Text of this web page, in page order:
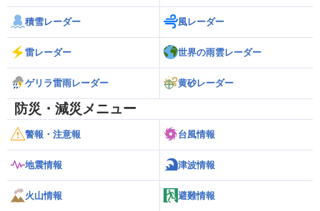
積雪レーダー 風レーダー
雷レーダー 世界の雨雲レーダー
ゲリラ雷雨レーダー 黄砂レーダー
防災・減災メニュー
警報・注意報 台風情報
地震情報 津波情報
火山情報 避難情報